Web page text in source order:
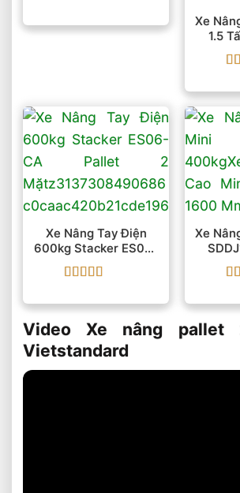
hạng55 sao
Xe
1.5
Xe Nâng Tay Điện
600kg Stacker ES06-
CA Pallet 2 Mặt
hạng55 sao
Xe
Video Xe nâng
Vietstandard